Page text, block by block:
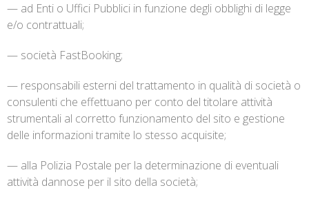
— ad Enti o Uffici Pubblici in funzione degli obblighi di legge
e/o contrattuali;
— società FastBooking;
— responsabili esterni del trattamento in qualità di società o
consulenti che effettuano per conto del titolare attività
strumentali al corretto funzionamento del sito e gestione
delle informazioni tramite lo stesso acquisite;
— alla Polizia Postale per la determinazione di eventuali
attività dannose per il sito della società;